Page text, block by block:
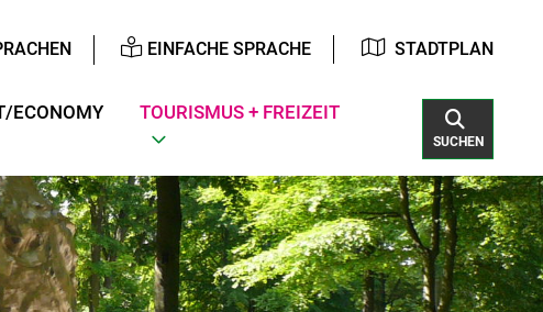
EINFACHE SPRACHE STADTPLAN
ECONOMY TOURISMUS + FREIZEIT
SUCHEN